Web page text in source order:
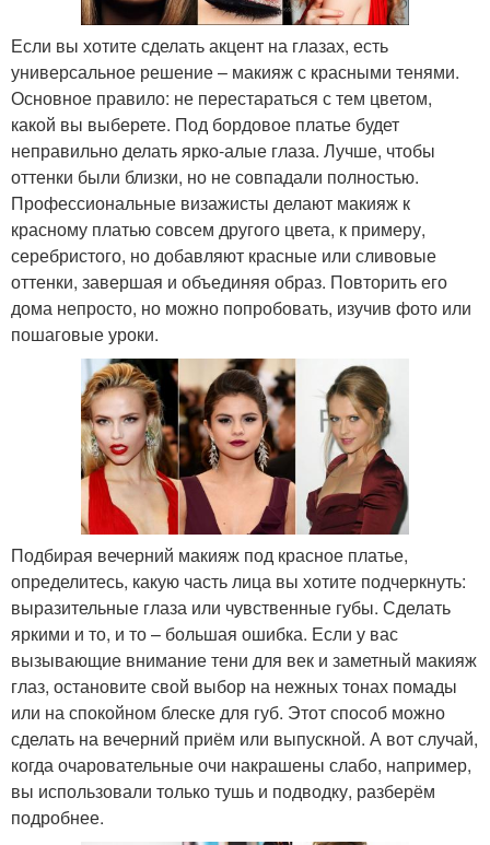
Если вы хотите сделать акцент на глазах, есть
универсальное решение – макияж с красными тенями.
Основное правило: не перестараться с тем цветом,
какой вы выберете. Под бордовое платье будет
неправильно делать ярко-алые глаза. Лучше, чтобы
оттенки были близки, но не совпадали полностью.
Профессиональные визажисты делают макияж к
красному платью совсем другого цвета, к примеру,
серебристого, но добавляют красные или сливовые
оттенки, завершая и объединяя образ. Повторить его
дома непросто, но можно попробовать, изучив фото или
пошаговые уроки.
Подбирая вечерний макияж под красное платье,
определитесь, какую часть лица вы хотите подчеркнуть:
выразительные глаза или чувственные губы. Сделать
яркими и то, и то – большая ошибка. Если у вас
вызывающие внимание тени для век и заметный макияж
глаз, остановите свой выбор на нежных тонах помады
или на спокойном блеске для губ. Этот способ можно
сделать на вечерний приём или выпускной. А вот случай,
когда очаровательные очи накрашены слабо, например,
вы использовали только тушь и подводку, разберём
подробнее.